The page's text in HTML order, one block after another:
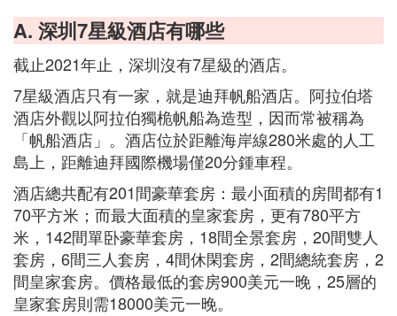
A. 深圳7星級酒店有哪些
截止2021年止，深圳沒有7星級的酒店。
7星級酒店只有一家，就是迪拜帆船酒店。阿拉伯塔
酒店外觀以阿拉伯獨桅帆船為造型，因而常被稱為
「帆船酒店」。酒店位於距離海岸線280米處的人工
島上，距離迪拜國際機場僅20分鍾車程。
酒店總共配有201間豪華套房：最小面積的房間都有1
70平方米；而最大面積的皇家套房，更有780平方
米，142間單卧豪華套房，18間全景套房，20間雙人
套房，6間三人套房，4間休閑套房，2間總統套房，2
間皇家套房。價格最低的套房900美元一晚，25層的
皇家套房則需18000美元一晚。